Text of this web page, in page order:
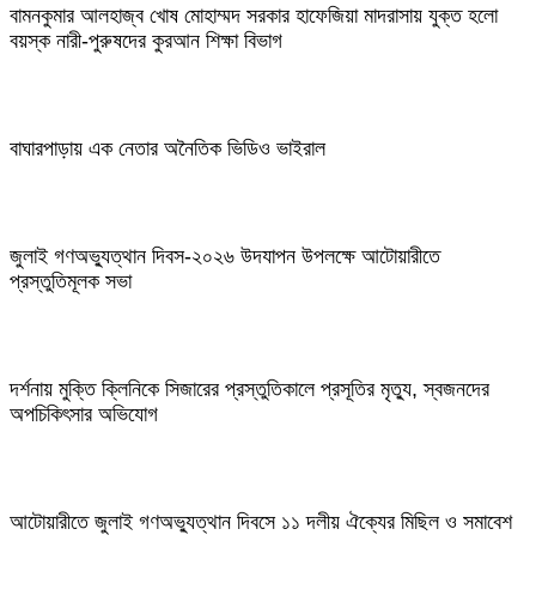
বামনকুমার আলহাজ্ব খোষ মোহাম্মদ সরকার হাফেজিয়া মাদরাসায় যুক্ত হলো
বয়স্ক নারী-পুরুষদের কুরআন শিক্ষা বিভাগ
বাঘারপাড়ায় এক নেতার অনৈতিক ভিডিও ভাইরাল
জুলাই গণঅভ্যুত্থান দিবস-২০২৬ উদযাপন উপলক্ষে আটোয়ারীতে
প্রস্তুতিমূলক সভা
দর্শনায় মুক্তি ক্লিনিকে সিজারের প্রস্তুতিকালে প্রসূতির মৃত্যু, স্বজনদের
অপচিকিৎসার অভিযোগ
আটোয়ারীতে জুলাই গণঅভ্যুত্থান দিবসে ১১ দলীয় ঐক্যের মিছিল ও সমাবেশ